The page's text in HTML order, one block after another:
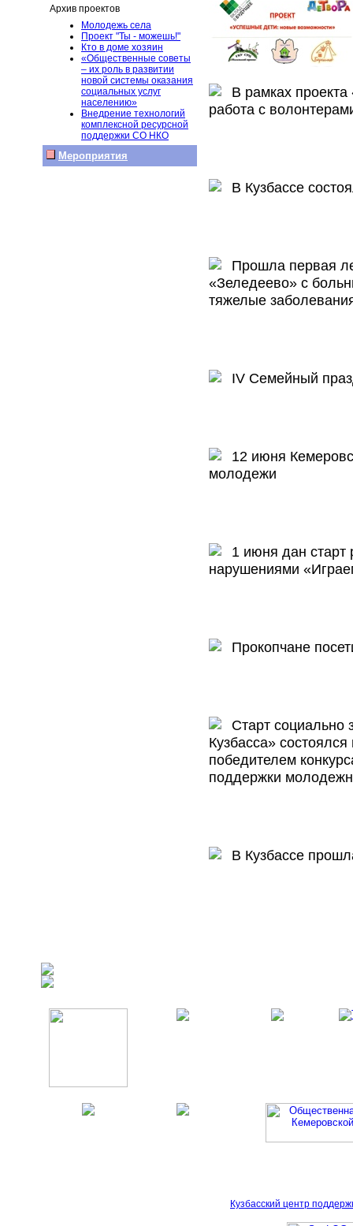
Архив проектов
Молодежь села
Проект "Ты - можешь!"
Кто в доме хозяин
«Общественные советы
– их роль в развитии
новой системы оказания
социальных услуг
населению»
Внедрение технологий
комплексной ресурсной
поддержки СО НКО
Мероприятия
В рамках
работа с
В Кузбассе
Прошла первая
«Зеледеево» с
тяжелые
IV Семейный
12 июня
молодежи
1 июня дан старт
нарушениями
Прокопчане
Старт социально
Кузбасса»
победителем
поддержки
В Кузбассе
Кузбасский центр